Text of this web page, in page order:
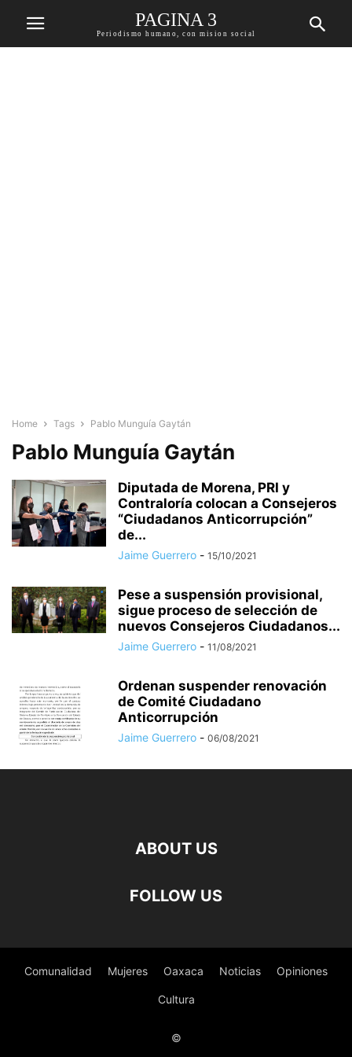
PAGINA 3
Periodismo humano, con mision social
Home Tags Pablo Munguía Gaytán
Pablo Munguía Gaytán
Diputada de Morena, PRI y
Contraloría colocan a Consejeros
“Ciudadanos Anticorrupción”
de...
Jaime Guerrero - 15/10/2021
Pese a suspensión provisional,
sigue proceso de selección de
nuevos Consejeros Ciudadanos...
Jaime Guerrero - 11/08/2021
Ordenan suspender renovación
de Comité Ciudadano
Anticorrupción
Jaime Guerrero - 06/08/2021
ABOUT US
FOLLOW US
Comunalidad Mujeres Oaxaca Noticias Opiniones
Cultura
©